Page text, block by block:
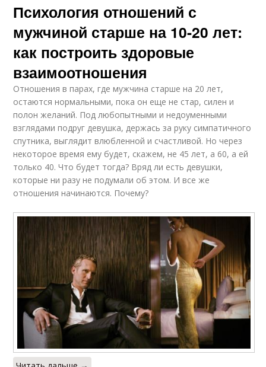
Психология отношений с
мужчиной старше на 10-20 лет:
как построить здоровые
взаимоотношения
Отношения в парах, где мужчина старше на 20 лет,
остаются нормальными, пока он еще не стар, силен и
полон желаний. Под любопытными и недоуменными
взглядами подруг девушка, держась за руку симпатичного
спутника, выглядит влюбленной и счастливой. Но через
некоторое время ему будет, скажем, не 45 лет, а 60, а ей
только 40. Что будет тогда? Вряд ли есть девушки,
которые ни разу не подумали об этом. И все же
отношения начинаются. Почему?